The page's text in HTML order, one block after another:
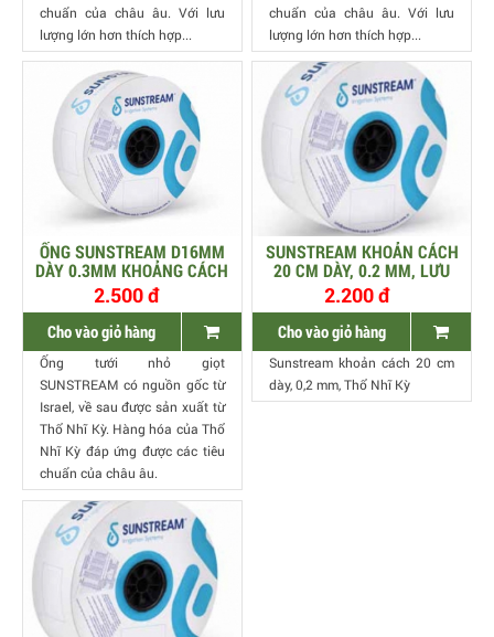
chuẩn của châu âu. Với lưu
lượng lớn hơn thích hợp...
chuẩn của châu âu. Với lưu
lượng lớn hơn thích hợp...
ỐNG SUNSTREAM D16MM
DÀY 0.3MM KHOẢNG CÁCH
30CM LƯU LƯỢNG 2 LÍT
2.500 đ
Cho vào giỏ hàng
Ống tưới nhỏ giọt
SUNSTREAM có nguồn gốc từ
Israel, về sau được sản xuất từ
Thổ Nhĩ Kỳ. Hàng hóa của Thổ
Nhĩ Kỳ đáp ứng được các tiêu
chuẩn của châu âu.
SUNSTREAM KHOẢN CÁCH
20 CM DÀY, 0.2 MM, LƯU
LƯỢNG 1.6, CUỘN 1.800M
- THỔ NHĨ KỲ
2.200 đ
Cho vào giỏ hàng
Sunstream khoản cách 20 cm
dày, 0,2 mm, Thổ Nhĩ Kỳ